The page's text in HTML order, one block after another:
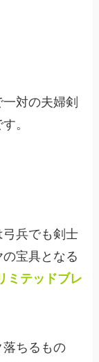
対の夫婦剣
。
兵でも剣士
宝具となる
ミテッドブレ
落ちるもの